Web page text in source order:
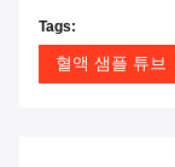
Tags:
혈액 샘플 튜브